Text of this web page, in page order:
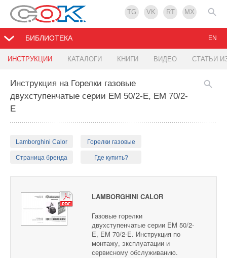
TG VK RT MX
БИБЛИОТЕКА
ИНСТРУКЦИИ КАТАЛОГИ КНИГИ ВИДЕО СТАТЬИ
EN
Инструкция на Горелки газовые
двухступенчатые серии EM 50/2-E, EM 70/2-
E
Lamborghini Calor Горелки газовые
Страница бренда Где купить?
LAMBORGHINI CALOR
Газовые горелки
двухступенчатые серии EM 50/2-
E, EM 70/2-E. Инструкция по
монтажу, эксплуатации и
сервисному обслуживанию.